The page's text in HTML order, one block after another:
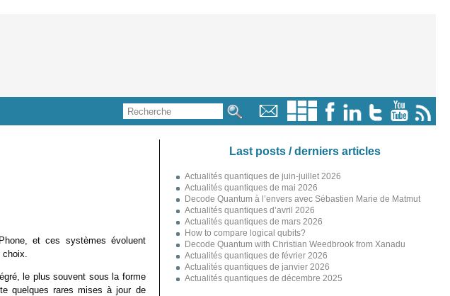
et ces systèmes évoluent
choix.
le plus souvent sous la forme
quelques rares mises à jour de
Last posts / derniers articles
Actualités quantiques de juin-juillet 2026
Actualités quantiques de mai 2026
Decode Quantum à l’envers avec Sébastien Marie de Matmut
Actualités quantiques d’avril 2026
Actualités quantiques de mars 2026
How to compare logical qubits?
Decode Quantum with Christian Weedbrook from Xanadu
Actualités quantiques de février 2026
Actualités quantiques de janvier 2026
Actualités quantiques de décembre 2025